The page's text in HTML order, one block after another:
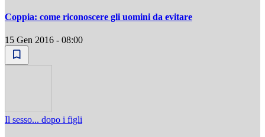
Coppia: come riconoscere gli uomini da evitare
15 Gen 2016 - 08:00
Il sesso... dopo i figli